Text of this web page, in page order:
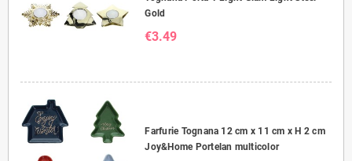
Gold
€3.49
Farfurie Tognana 12 cm x 11 cm x H 2 cm
Joy&Home Portelan multicolor